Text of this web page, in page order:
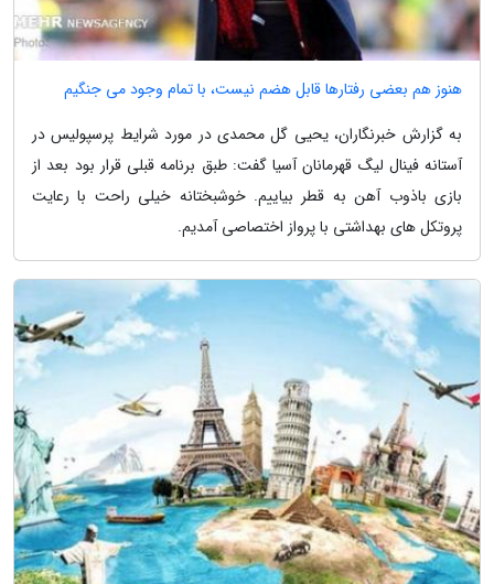
هنوز هم بعضی رفتارها قابل هضم نیست، با تمام وجود می جنگیم
به گزارش خبرنگاران، یحیی گل محمدی در مورد شرایط پرسپولیس در
آستانه فینال لیگ قهرمانان آسیا گفت: طبق برنامه قبلی قرار بود بعد از
بازی باذوب آهن به قطر بیاییم. خوشبختانه خیلی راحت با رعایت
پروتکل های بهداشتی با پرواز اختصاصی آمدیم.